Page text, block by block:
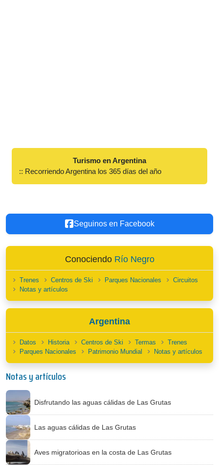
Turismo en Argentina
:: Recorriendo Argentina los 365 días del año
Seguinos en Facebook
Conociendo Río Negro
Trenes Centros de Ski Parques Nacionales
Circuitos
Notas y artículos
Argentina
Datos Historia Centros de Ski Termas
Trenes
Parques Nacionales
Patrimonio Mundial Notas y artículos
Notas y artículos
Disfrutando las aguas cálidas de Las Grutas
Las aguas cálidas de Las Grutas
Aves migratorioas en la costa de Las Grutas